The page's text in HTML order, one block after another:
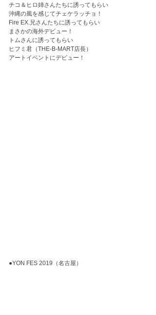
チコ＆ヒロ姉さんたちに誘ってもらい
沖縄の風を感じてチェケラッチョ！
Fire EX.兄さんたちに誘ってもらい
まさかの海外デビュー！
トムさんに誘ってもらい
ヒフミ君（THE-B-MART店長）
アートイベントにデビュー！
●YON FES 2019（名古屋）